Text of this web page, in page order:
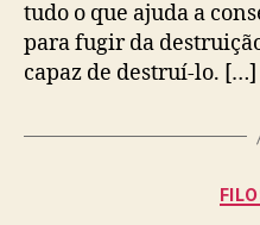
tudo o que ajuda a
para fugir da
capaz de destruí-lo. […]